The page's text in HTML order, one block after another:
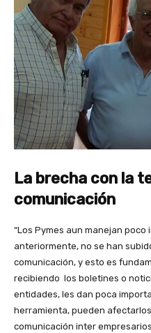
La brecha con la
comunicación
“Los Pymes aun manejan
anteriormente, no se han
comunicación, y esto es
recibiendo los boletines o
entidades, les dan poca
herramienta, pueden
comunicación inter